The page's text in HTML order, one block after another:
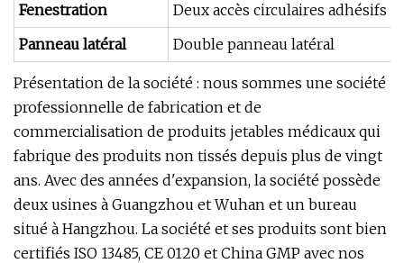
Fenestration
Deux accès circulaires adhésifs
Panneau latéral
Double panneau latéral
Présentation de la société : nous sommes une société
professionnelle de fabrication et de
commercialisation de produits jetables médicaux qui
fabrique des produits non tissés depuis plus de vingt
ans. Avec des années d'expansion, la société possède
deux usines à Guangzhou et Wuhan et un bureau
situé à Hangzhou. La société et ses produits sont bien
certifiés ISO 13485, CE 0120 et China GMP avec nos